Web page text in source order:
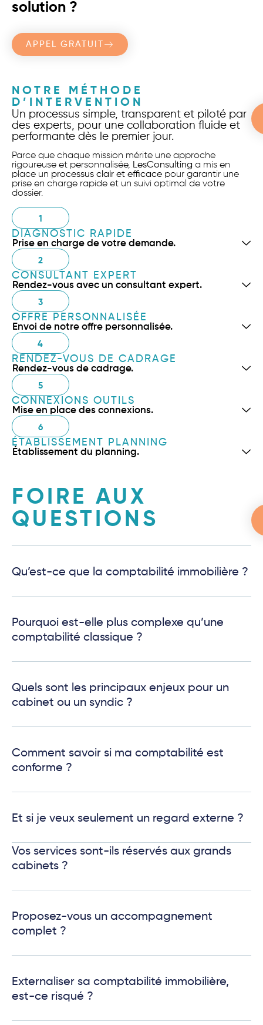
solution ?
APPEL GRATUIT
NOTRE MÉTHODE
D’INTERVENTION
Un processus simple, transparent et piloté par
des experts, pour une collaboration fluide et
performante dès le premier jour.
Parce que chaque mission mérite une approche
rigoureuse et personnalisée, LesConsulting a mis en
place un processus clair et efficace pour garantir une
prise en charge rapide et un suivi optimal de votre
dossier.
1
DIAGNOSTIC RAPIDE
Prise en charge de votre demande.
2
CONSULTANT EXPERT
Rendez-vous avec un consultant expert.
3
OFFRE PERSONNALISÉE
Envoi de notre offre personnalisée.
4
RENDEZ-VOUS DE CADRAGE
Rendez-vous de cadrage.
5
CONNEXIONS OUTILS
Mise en place des connexions.
6
ÉTABLISSEMENT PLANNING
Établissement du planning.
FOIRE AUX
QUESTIONS
Qu’est-ce que la comptabilité immobilière ?
Pourquoi est-elle plus complexe qu’une
comptabilité classique ?
Quels sont les principaux enjeux pour un
cabinet ou un syndic ?
Comment savoir si ma comptabilité est
conforme ?
Et si je veux seulement un regard externe ?
Vos services sont-ils réservés aux grands
cabinets ?
Proposez-vous un accompagnement
complet ?
Externaliser sa comptabilité immobilière,
est-ce risqué ?